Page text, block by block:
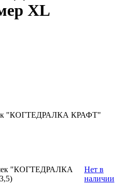
XL
"КОГТЕДРАЛКА КРАФТ"
"КОГТЕДРАЛКА
Нет в
наличии